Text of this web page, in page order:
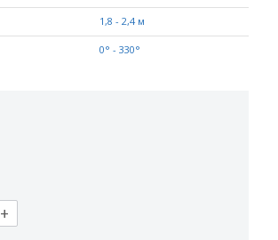
1,8 - 2,4 м
0° - 330°
+